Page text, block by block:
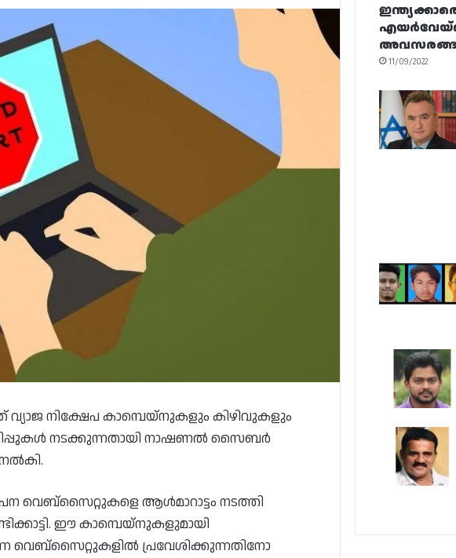
നിക്ഷേപ കാമ്പെയ്‌നുകളും കിഴിവുകളും
നടക്കുന്നതായി നാഷണൽ സൈബർ
നൽകി.
വെബ്സൈറ്റുകളെ ആൾമാറാട്ടം നടത്തി
ഈ കാമ്പെയ്‌നുകളുമായി
വെബ്‌സൈറ്റുകളിൽ പ്രവേശിക്കുന്നതിനോ
11/09/2022